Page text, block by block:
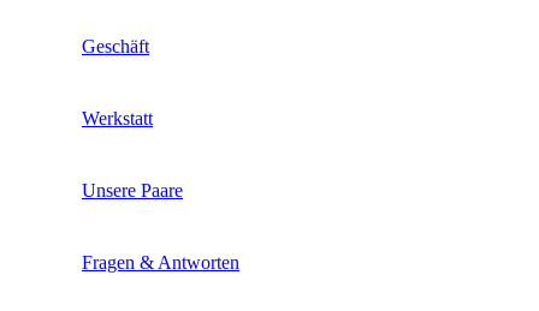
Geschäft
Werkstatt
Unsere Paare
Fragen & Antworten